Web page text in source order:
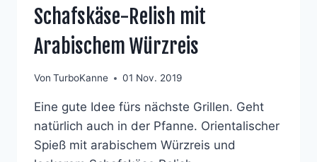
Schafskäse-Relish mit
Arabischem Würzreis
Von TurboKanne 01 Nov. 2019
Eine gute Idee fürs nächste Grillen. Geht
natürlich auch in der Pfanne. Orientalischer
Spieß mit arabischem Würzreis und